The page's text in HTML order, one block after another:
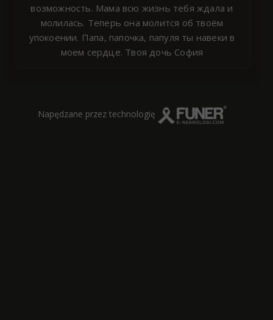
возможность. Мама всю жизнь тебя ждала и
молилась. Теперь она молится об твоём
упокоении. Папа, папочка, папуля ты навеки в
моем сердце. Твоя дочь София
Napędzane przez technologię